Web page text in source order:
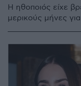
Η ηθοποιός είχε
μερικούς μήνες